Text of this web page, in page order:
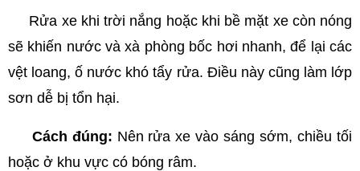
Rửa xe khi trời nắng hoặc khi bề mặt xe còn nóng
sẽ khiến nước và xà phòng bốc hơi nhanh, để lại các
vệt loang, ố nước khó tẩy rửa. Điều này cũng làm lớp
sơn dễ bị tổn hại.
Cách đúng: Nên rửa xe vào sáng sớm, chiều tối
hoặc ở khu vực có bóng râm.